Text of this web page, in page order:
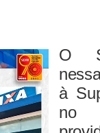
O
à
no